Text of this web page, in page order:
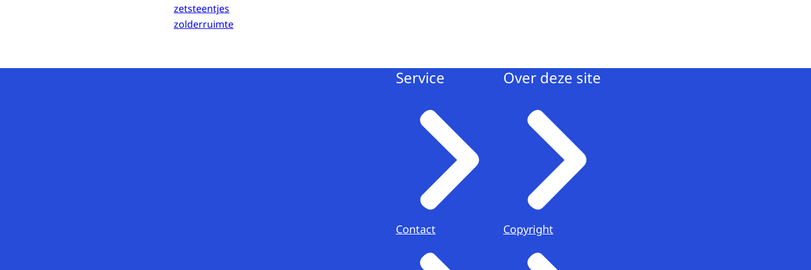
zetsteentjes
zolderruimte
Service
Contact
Over deze site
Copyright